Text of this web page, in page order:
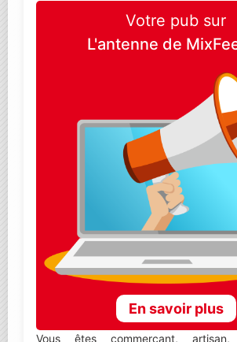
Votre pub sur
L'antenne de
En savoir plus
Vous êtes commerçant, artisan,